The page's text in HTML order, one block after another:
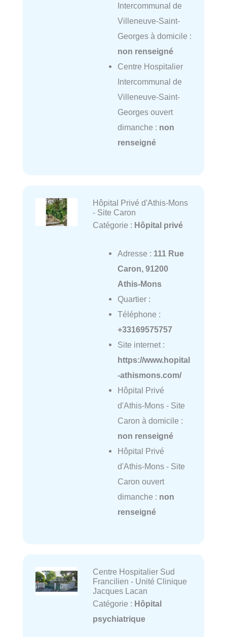
Intercommunal de
Villeneuve-Saint-
Georges à domicile :
non renseigné
Centre Hospitalier
Intercommunal de
Villeneuve-Saint-
Georges ouvert
dimanche : non
renseigné
Hôpital Privé d'Athis-Mons
- Site Caron
Catégorie : Hôpital privé
Adresse : 111 Rue
Caron, 91200
Athis-Mons
Quartier :
Téléphone :
+33169575757
Site internet :
https://www.hopital
-athismons.com/
Hôpital Privé
d'Athis-Mons - Site
Caron à domicile :
non renseigné
Hôpital Privé
d'Athis-Mons - Site
Caron ouvert
dimanche : non
renseigné
Centre Hospitalier Sud
Francilien - Unité Clinique
Jacques Lacan
Catégorie : Hôpital
psychiatrique